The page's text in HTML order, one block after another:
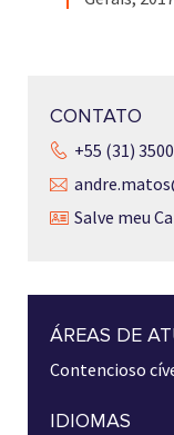
CONTATO
+55 (31)
Salve meu
ÁREAS DE
Contencioso
IDIOMAS